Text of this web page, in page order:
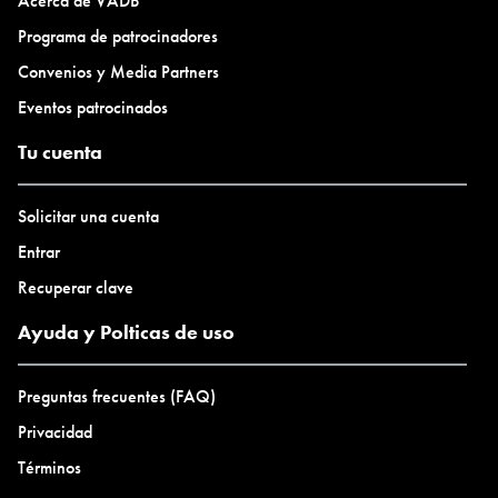
residencias de creación asociadas con el festival Tsonami
2018/Valparaíso desarrolla un proyecto acerca de artista
Marina Varela.
(Foto: Christa Amadea)
CV.pdf(versión tipo tabla/lista, será actualizado el nov de
2022)
Programa de patrocinadores
Convenios y Media Partners
Eventos patrocinados
Tu cuenta
Solicitar una cuenta
Entrar
Recuperar clave
Ayuda y Polticas de uso
Preguntas frecuentes (FAQ)
Privacidad
Términos